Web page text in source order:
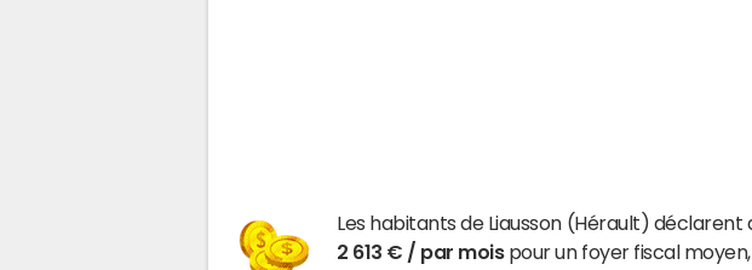
Les habitants de Liausson (Hérault) déclarent
2 613 € / par moispour un foyer fiscal